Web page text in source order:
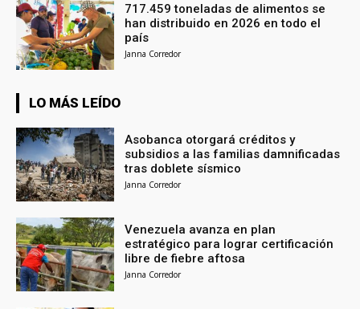
717.459 toneladas de alimentos se
han distribuido en 2026 en todo el
país
Janna Corredor
LO MÁS LEÍDO
Asobanca otorgará créditos y
subsidios a las familias damnificadas
tras doblete sísmico
Janna Corredor
Venezuela avanza en plan
estratégico para lograr certificación
libre de fiebre aftosa
Janna Corredor